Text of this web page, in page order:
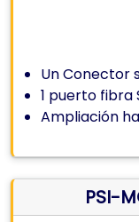
Un Conector
1 puerto fibra
Ampliación
PSI-